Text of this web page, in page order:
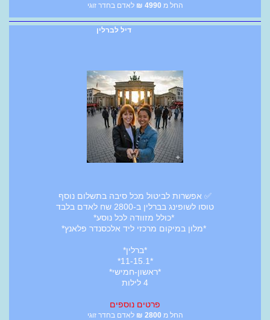
החל מ 4990
₪ לאדם בחדר זוגי
דיל לברלין
✅ אפשרות לביטול מכל סיבה בתשלום נוסף
טוסו לשופינג בברלין ב-2800 שח לאדם בלבד
*כולל מזוודה לכל נוסע*
*מלון במיקום מרכזי ליד אלכסנדר פלאנץ*
*ברלין*
*11-15.1*
*ראשון-חמישי*
4 לילות
פרטים נוספים
החל מ 2800
₪ לאדם בחדר זוגי